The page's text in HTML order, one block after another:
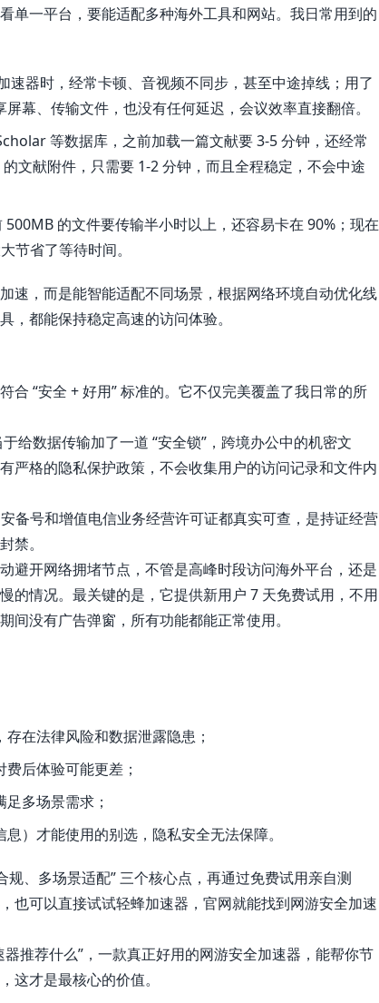
单一平台，要能适配多种海外工具和网站。我日常用到的
器时，经常卡顿、音视频不同步，甚至中途掉线；用了
幕、传输文件，也没有任何延迟，会议效率直接翻倍。
等数据库，之前加载一篇文献要 3-5 分钟，还经常
文献附件，只需要 1-2 分钟，而且全程稳定，不会中途
的文件要传输半小时以上，还容易卡在 90%；现在
节省了等待时间。
速，而是能智能适配不同场景，根据网络环境自动优化线
，都能保持稳定高速的访问体验。
“安全 + 好用” 标准的。它不仅完美覆盖了我日常的所
给数据传输加了一道 “安全锁”，跨境办公中的机密文
严格的隐私保护政策，不会收集用户的访问记录和文件内
备号和增值电信业务经营许可证都真实可查，是持证经营
禁。
避开网络拥堵节点，不管是高峰时段访问海外平台，还是
的情况。最关键的是，它提供新用户 7 天免费试用，不用
没有广告弹窗，所有功能都能正常使用。
在法律风险和数据泄露隐患；
后体验可能更差；
多场景需求；
）才能使用的别选，隐私安全无法保障。
、多场景适配” 三个核心点，再通过免费试用亲自测
也可以直接试试轻蜂加速器，官网就能找到网游安全加速
推荐什么”，一款真正好用的网游安全加速器，能帮你节
这才是最核心的价值。